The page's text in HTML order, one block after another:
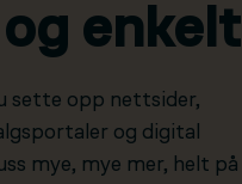
enkelt
sette opp nettsider,
og digital
mye, mye mer, helt på